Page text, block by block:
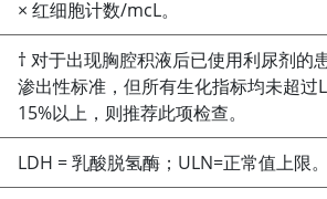
× 红细胞计数/mcL。
† 对于出现胸腔积液后已使用利尿剂的
渗出性标准，但所有生化指标均未超过
15%以上，则推荐此项检查。
LDH = 乳酸脱氢酶；ULN=正常值上限。